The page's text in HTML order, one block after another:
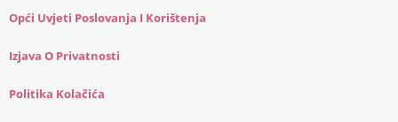
Opći Uvjeti Poslovanja I Korištenja
Izjava O Privatnosti
Politika Kolačića